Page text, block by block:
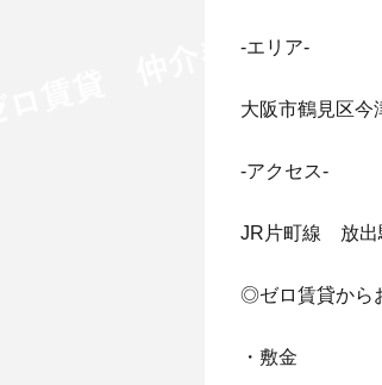
-エリア-
大阪市鶴見区今
-アクセス-
JR片町線 放出
◎ゼロ賃貸から
・敷金